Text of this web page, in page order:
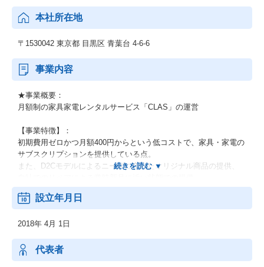
本社所在地
〒1530042 東京都 目黒区 青葉台 4-6-6
事業内容
★事業概要：
月額制の家具家電レンタルサービス「CLAS」の運営
【事業特徴】：
初期費用ゼロかつ月額400円からという低コストで、家具・家電の
サブスクリプションを提供している点。
また、D2Cモデルによるニーズに合ったオリジナル商品の提供、
そして上質な素材とシンプルなデザインにより、高品質なインテ
リアを長期間利用できることも強みです。
【ビジョン】：
～『暮らす』を自由に、軽やかに～
自分らしく自由に生きることこそが、僕らの求める良い暮らし方
設立年月日
2018年 4月 1日
代表者